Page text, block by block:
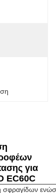
για
EC60C
σφραγίδων